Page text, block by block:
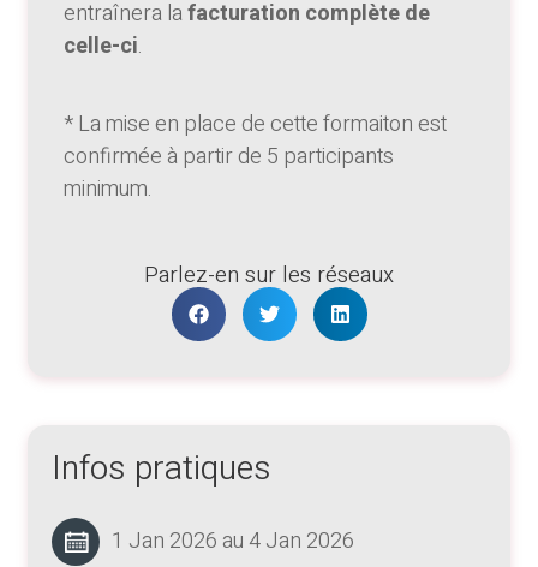
entraînera lafacturation complète de
celle-ci.
* La mise en place de cette formaiton est
confirmée à partir de 5 participants
minimum.
Parlez-en sur les réseaux
Infos pratiques
1 Jan 2026 au 4 Jan 2026